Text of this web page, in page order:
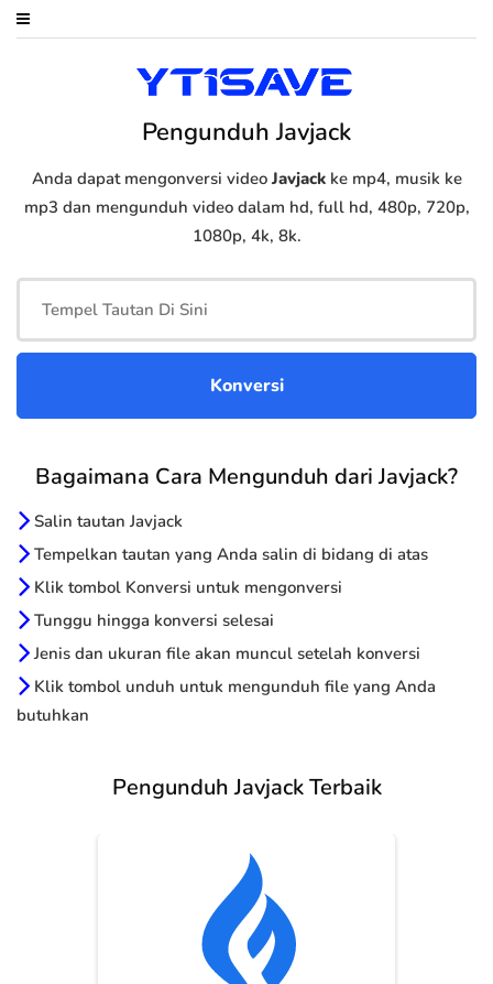
Pengunduh Javjack
Anda dapat mengonversi videoJavjackke mp4, musik ke
mp3 dan mengunduh video dalam hd, full hd, 480p, 720p,
1080p, 4k, 8k.
Bagaimana Cara Mengunduh dari Javjack?
Salin tautan Javjack
Tempelkan tautan yang Anda salin di bidang di atas
Klik tombol Konversi untuk mengonversi
Tunggu hingga konversi selesai
Jenis dan ukuran file akan muncul setelah konversi
Klik tombol unduh untuk mengunduh file yang Anda
butuhkan
Pengunduh Javjack Terbaik